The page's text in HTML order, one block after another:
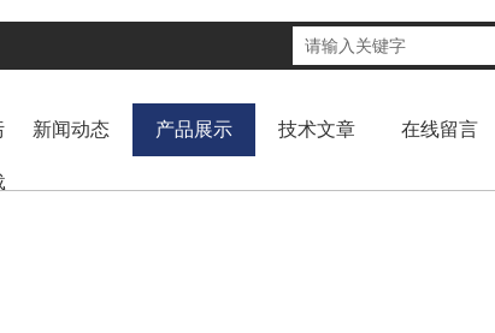
新闻动态 产品展示 技术文章 在线留言